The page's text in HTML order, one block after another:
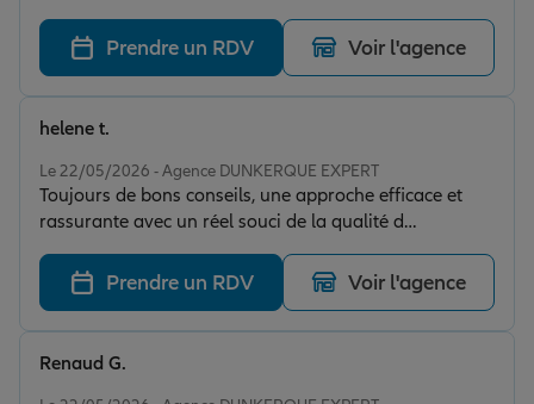
aussi bien.
Prendre un RDV Voir l'agence
Le 22/05/2026 - Agence DUNKERQUE EXPERT
Toujours de bons conseils, une approche efficace et
rassurante avec un réel souci de la qualité d
accompagnement ,s' adapte aux situations.Merci Line
helene t.
Prendre un RDV Voir l'agence
Renaud G.